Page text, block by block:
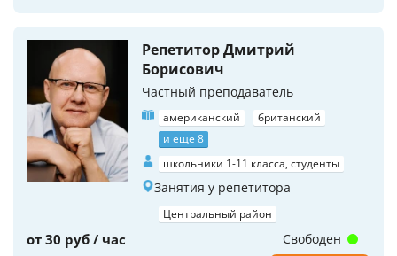
Репетитор Дмитрий
Борисович
Частный преподаватель
американский
британский
и еще 8
школьники 1-11 класса, студенты
Занятия у репетитора
Центральный район
от 30 руб / час Свободен